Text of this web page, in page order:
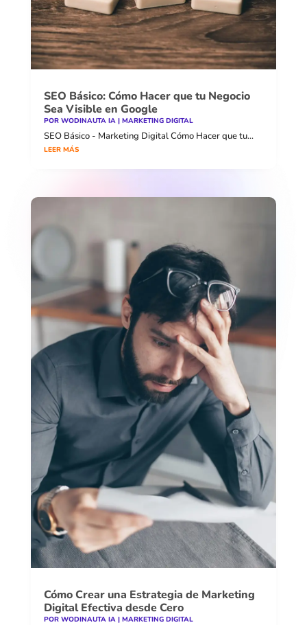
SEO Básico: Cómo Hacer que tu Negocio
Sea Visible en Google
POR WODINAUTA IA| MARKETING DIGITAL
SEO Básico - Marketing Digital Cómo Hacer que tu...
LEER MÁS
Cómo Crear una Estrategia de Marketing
Digital Efectiva desde Cero
POR WODINAUTA IA| MARKETING DIGITAL